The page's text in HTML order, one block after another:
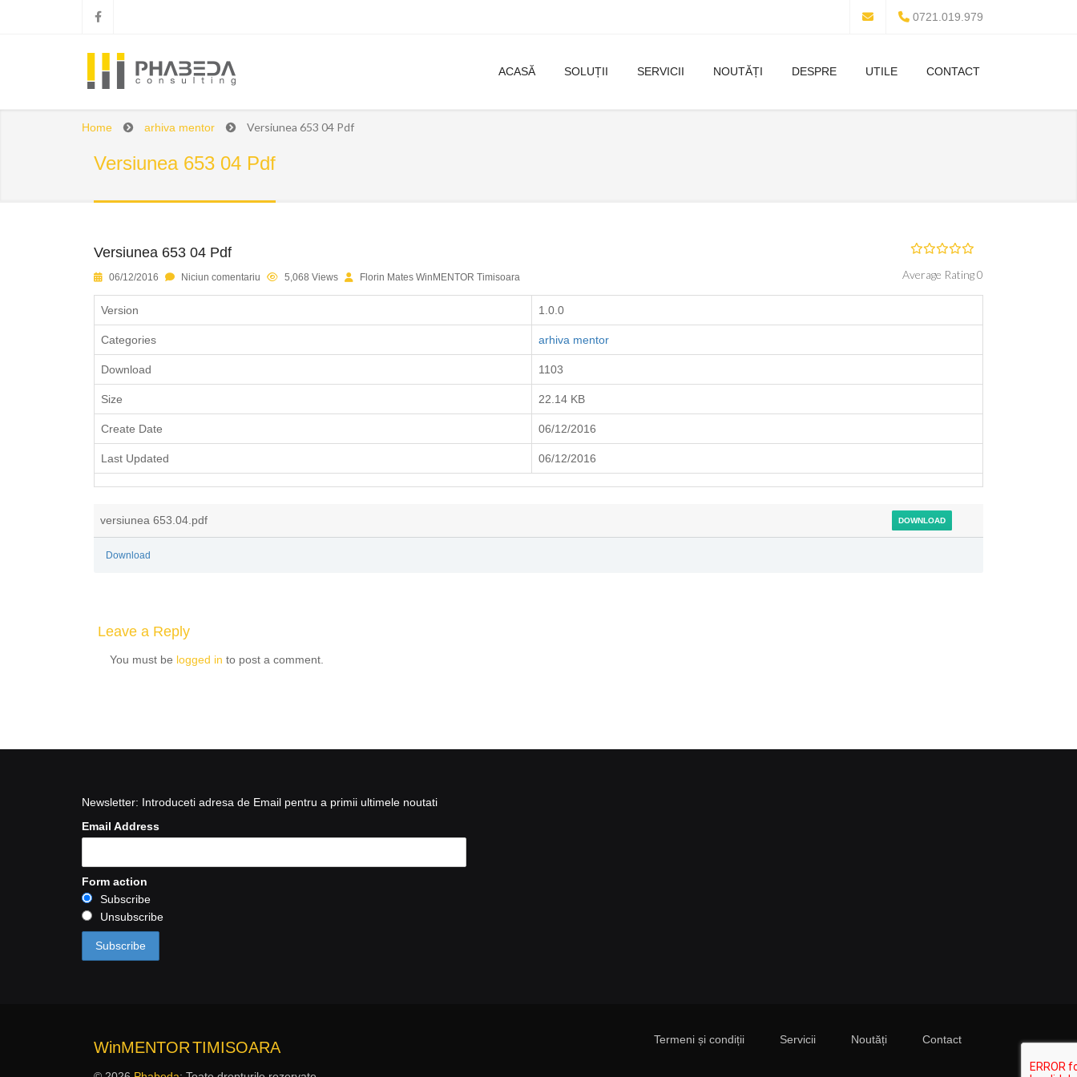
0721.019.979
ACASĂ SOLUȚII SERVICII NOUTĂȚI DESPRE UTILE CONTACT
Versiunea 653 04 Pdf
Home arhiva mentor Versiunea 653 04 Pdf
Versiunea 653 04 Pdf
1 2 3 4 5
Average Rating 0
06/12/2016 Niciun comentariu 5,068 Views Florin Mates WinMENTOR Timisoara
Version 1.0.0
Categories arhiva mentor
Download 1103
Size 22.14 KB
Create Date 06/12/2016
Last Updated 06/12/2016
versiunea 653.04.pdf DOWNLOAD
Download
Leave a Reply
You must be logged in to post a comment.
Newsletter: Introduceti adresa de Email pentru a primii ultimele noutati
Email Address
Form action
Subscribe
Unsubscribe
WinMENTORTIMISOARA Termeni și condiții Servicii Noutăți Contact